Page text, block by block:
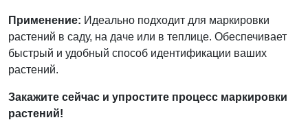
Применение: Идеально подходит для маркировки
растений в саду, на даче или в теплице. Обеспечивает
быстрый и удобный способ идентификации ваших
растений.
Закажите сейчас и упростите процесс маркировки
растений!